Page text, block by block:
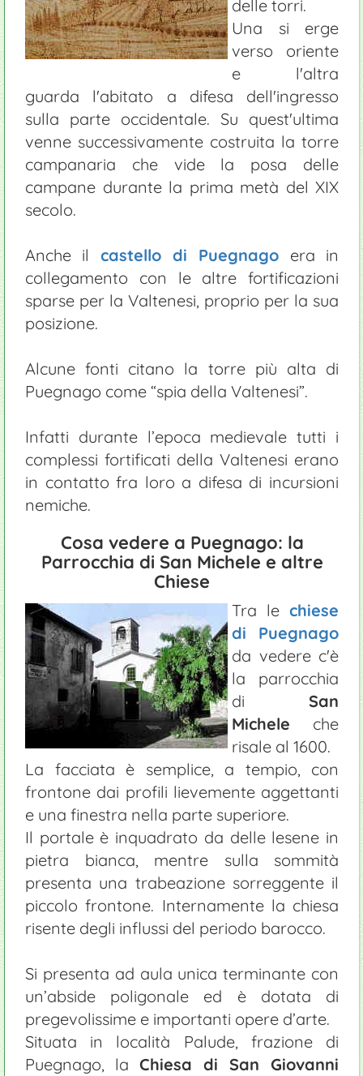
delle torri.
Una si erge
verso oriente
e l'altra
guarda l'abitato a difesa dell'ingresso
sulla parte occidentale. Su quest'ultima
venne successivamente costruita la torre
campanaria che vide la posa delle
campane durante la prima metà del XIX
secolo.
Anche il castello di Puegnago era in
collegamento con le altre fortificazioni
sparse per la Valtenesi, proprio per la sua
posizione.
Alcune fonti citano la torre più alta di
Puegnago come “spia della Valtenesi”.
Infatti durante l’epoca medievale tutti i
complessi fortificati della Valtenesi erano
in contatto fra loro a difesa di incursioni
nemiche.
Cosa vedere a Puegnago: la
Parrocchia di San Michele e altre
Chiese
Tra le chiese
di Puegnago
da vedere c'è
la parrocchia
di San
Michele che
risale al 1600.
La facciata è semplice, a tempio, con
frontone dai profili lievemente aggettanti
e una finestra nella parte superiore.
Il portale è inquadrato da delle lesene in
pietra bianca, mentre sulla sommità
presenta una trabeazione sorreggente il
piccolo frontone. Internamente la chiesa
risente degli influssi del periodo barocco.
Si presenta ad aula unica terminante con
un’abside poligonale ed è dotata di
pregevolissime e importanti opere d’arte.
Situata in località Palude, frazione di
Puegnago, la Chiesa di San Giovanni